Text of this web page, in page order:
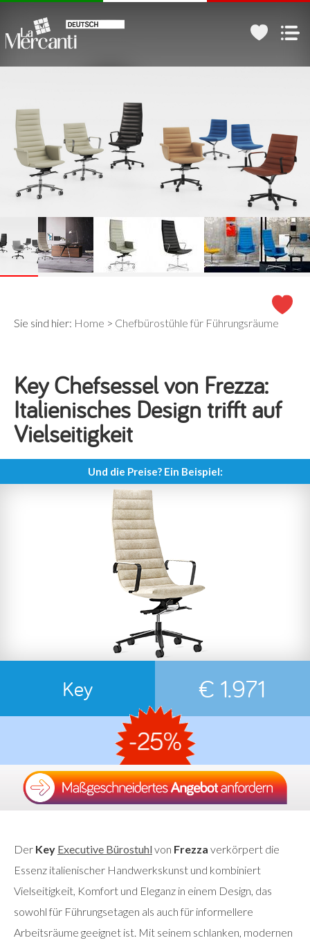
Sie sind hier: Home > Chefbürostühle für Führungsräume
Key Chefsessel von Frezza:
Italienisches Design trifft auf
Vielseitigkeit
Und die Preise? Ein Beispiel:
Key € 1.971
Der Key Executive Bürostuhlvon Frezza verkörpert die
Essenz italienischer Handwerkskunst und kombiniert
Vielseitigkeit, Komfort und Eleganz in einem Design, das
sowohl für Führungsetagen als auch für informellere
Arbeitsräume geeignet ist. Mit seinem schlanken, modernen